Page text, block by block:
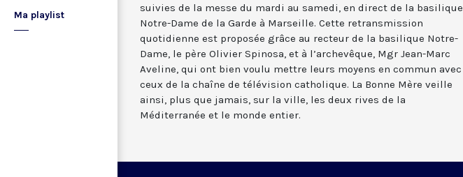
Ma playlist
suivies de la messe du mardi au samedi, en direct de la basilique
Notre-Dame de la Garde à Marseille. Cette retransmission
quotidienne est proposée grâce au recteur de la basilique Notre-
Dame, le père Olivier Spinosa, et à l’archevêque, Mgr Jean-Marc
Aveline, qui ont bien voulu mettre leurs moyens en commun avec
ceux de la chaîne de télévision catholique. La Bonne Mère veille
ainsi, plus que jamais, sur la ville, les deux rives de la
Méditerranée et le monde entier.